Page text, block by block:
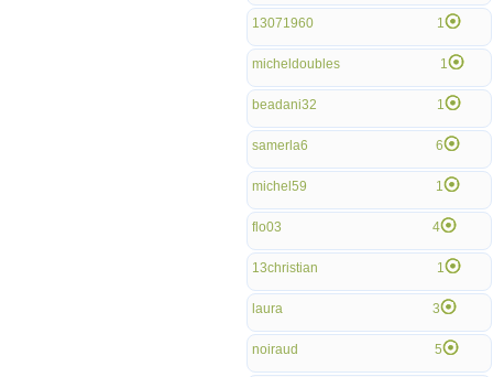
13071960 1
micheldoubles 1
beadani32 1
samerla6 6
michel59 1
flo03 4
13christian 1
laura 3
noiraud 5